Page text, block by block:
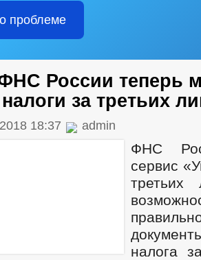
проблеме
России теперь
за третьих
18:37 admin
ФНС
сервис
налога